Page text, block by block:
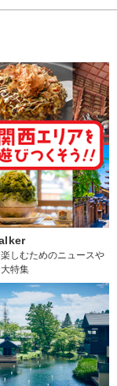
しむためのニュースや
特集